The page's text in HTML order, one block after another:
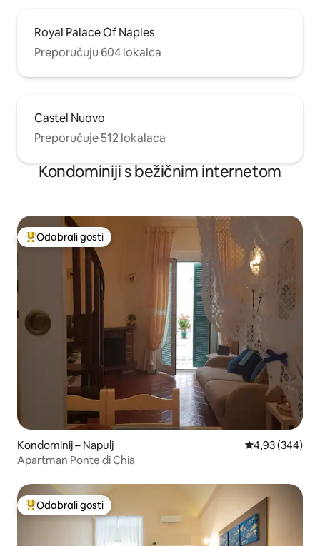
Royal Palace Of Naples
Preporučuju 604 lokalca
Castel Nuovo
Preporučuje 512 lokalaca
Kondominiji s bežičnim internetom
Među najviše rangiranima s oznakom „Odabrali gosti”
Odabrali gosti
Kondominij – Napulj Prosječna
4,93 (344)
Apartman Ponte di Chia
Među najviše rangiranima s oznakom „Odabrali gosti”
Odabrali gosti